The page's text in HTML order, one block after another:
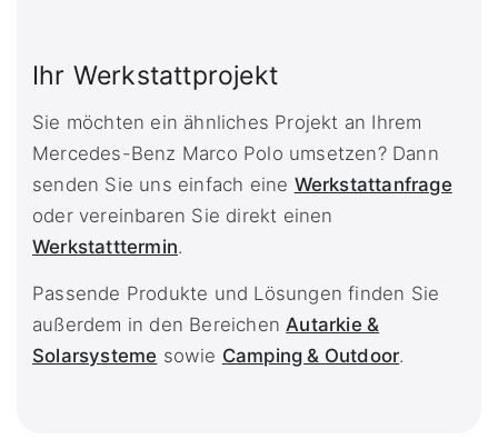
Ihr Werkstattprojekt
Sie möchten ein ähnliches Projekt an Ihrem
Mercedes-Benz Marco Polo umsetzen? Dann
senden Sie uns einfach eine Werkstattanfrage
oder vereinbaren Sie direkt einen
Werkstatttermin.
Passende Produkte und Lösungen finden Sie
außerdem in den BereichenAutarkie &
Solarsysteme sowie Camping & Outdoor.